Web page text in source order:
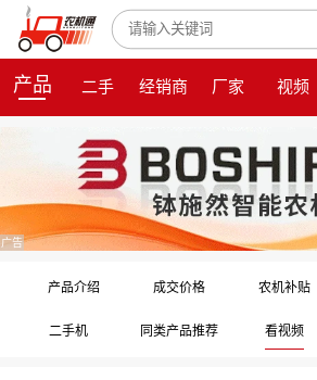
产品 二手 经销商 厂家 视频
广告
产品介绍 成交价格 农机补贴
二手机 同类产品推荐 看视频